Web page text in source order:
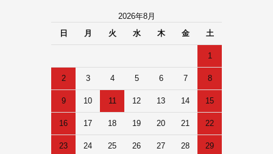
2026年8月
日
月 火 水 木 金 土
1
2 3 4 5 6 7 8
9 10 11 12 13 14 15
16 17 18 19 20 21 22
23 24 25 26 27 28 29